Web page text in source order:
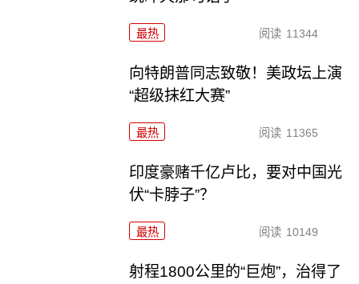
最热 阅读 11344
向特朗普同志致敬！美政坛上演
“超级抹红大赛”
最热 阅读 11365
印度豪赌千亿卢比，要对中国光
伏“卡脖子”？
最热 阅读 10149
射程1800公里的“巨炮”，治得了